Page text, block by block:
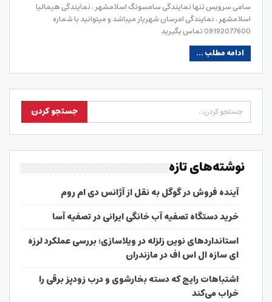
سامی سرویس تنها نمایندگی سامسونگ اسلامشهر ، نمایندگی هیمالیا
اسلامشهر ، نمایندگی امرسان شهریار میباشد و میتوانید با شماره
09192077600 تماس بگیرید
ادامه مطلب ...
نوشته‌های تازه
آینده فروش در گوگل به نقل از آژانس دی ام روم
خرید دستگاه تصفیه آب خانگی ایرانی در تصفیه آسا
استانداردهای نوین زلزله در ویلاسازی؛ بررسی عملکرد لرزه
ای سازه ال اس اف در مازندران
اشتباهات رایج که دسته بخارشوی و درب زودپز برقی را
خراب می‌کند